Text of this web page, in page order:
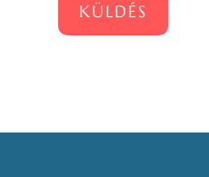
KÜLDÉS